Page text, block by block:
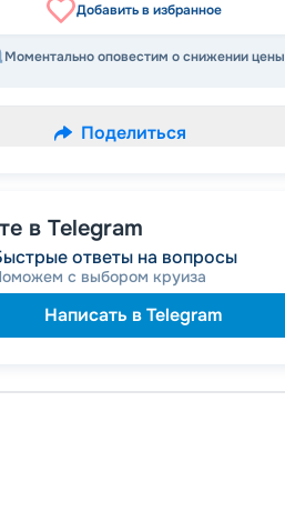
Добавить в избранное
Моментально оповестим о снижении цены
Поделиться
в Telegram
ответы на вопросы
с выбором круиза
Написать в Telegram